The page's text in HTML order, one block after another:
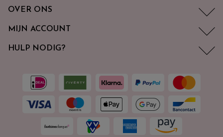
OVER ONS
MIJN ACCOUNT
HULP NODIG?